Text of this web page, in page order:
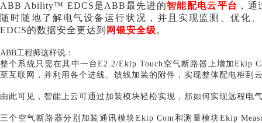
ABB Ability™ EDCS是ABB最先进的智能配电云平台 ，通
随时随地了解电气设备运行状况，并且实现监测、优化
EDCS的数据安全更达到 网银安全级。
ABB工程师这样说：
整个系统只需在其中一台E2.2/Ekip Touch空气断路器上增加Ekip
至互联网，并利用各个进线、馈线加装的附件，实现整体配电柜到
由此可见，智能上云可通过加装模块轻松实现，那如何实现远程电
三个空气断路器分别加装通讯模块Ekip Com和测量模块Ekip